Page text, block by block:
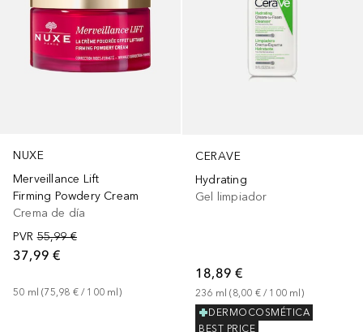
NUXE
Merveillance Lift
Firming Powdery Cream
Crema de día
PVR 55,99 €
37,99 €
50 ml (75,98 € / 100 ml )
CERAVE
Hydrating
Gel limpiador
18,89 €
236 ml (8,00 € / 100 ml)
DERMOCOSMÉTICA
BEST PRICE